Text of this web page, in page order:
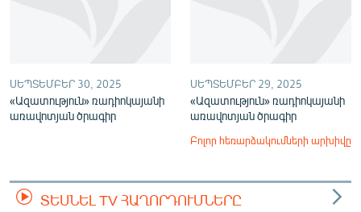
ՍԵՊՏԵՄԲԵՐ 30, 2025
«Ազատություն» ռադիոկայանի
առավոտյան ծրագիր
ՍԵՊՏԵՄԲԵՐ 29, 2025
«Ազատություն» ռադիոկայանի
առավոտյան ծրագիր
Բոլոր հեռարձակումների արխիվը
ՏԵՍՆԵԼ TV ՀԱՂՈՐԴՈՒՄՆԵՐԸ